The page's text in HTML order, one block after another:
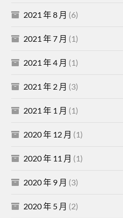
2021 年 8 月 (6)
2021 年 7 月 (1)
2021 年 4 月 (1)
2021 年 2 月 (3)
2021 年 1 月 (1)
2020 年 12 月 (1)
2020 年 11 月 (1)
2020 年 9 月 (3)
2020 年 5 月 (2)